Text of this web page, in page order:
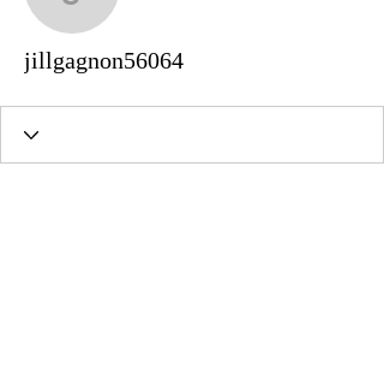
jillgagnon56064